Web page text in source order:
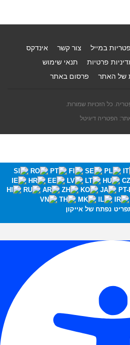
פטריות במייל צור קשר
אינדקס
פרטיות
תנאי שימוש
של האתר
פרסום באתר
הפטריה דיגיטל